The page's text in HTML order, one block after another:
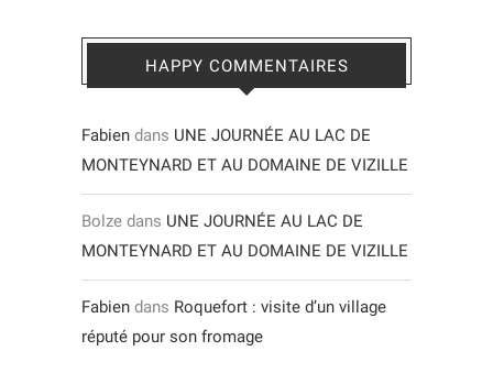
HAPPY COMMENTAIRES
Fabien dans UNE JOURNÉE AU LAC DE
MONTEYNARD ET AU DOMAINE DE VIZILLE
Bolze dans UNE JOURNÉE AU LAC DE
MONTEYNARD ET AU DOMAINE DE VIZILLE
Fabien dans Roquefort : visite d’un village
réputé pour son fromage